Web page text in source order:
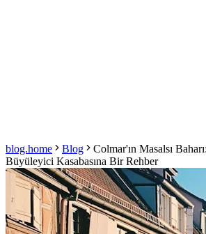
blog.home Blog
Colmar'ın Masalsı
Büyüleyici Kasabasına Bir Rehber